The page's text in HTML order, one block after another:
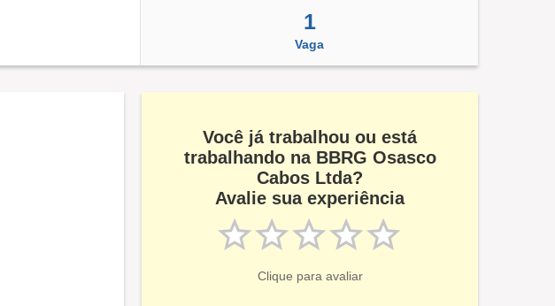
1
Vaga
Você já trabalhou ou está
trabalhando na BBRG Osasco
Cabos Ltda?
Avalie sua experiência
Clique para avaliar